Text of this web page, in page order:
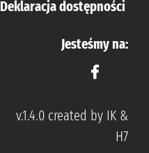
Deklaracja dostępności
Jesteśmy na:
v.1.4.0 created by IK &
H7